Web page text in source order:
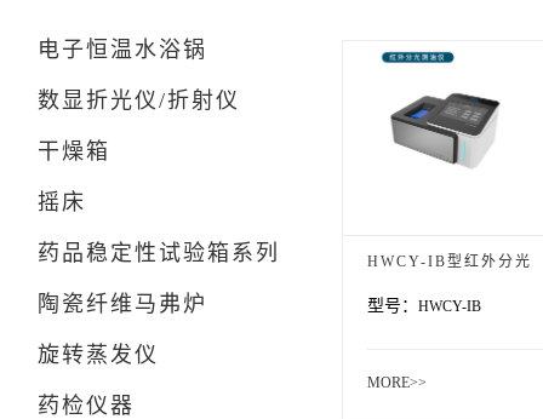
电子恒温水浴锅
数显折光仪/折射仪
干燥箱
摇床
药品稳定性试验箱系列
陶瓷纤维马弗炉
旋转蒸发仪
药检仪器
HWCY-IB型红外分光
测油仪
型号： HWCY-IB
MORE>>